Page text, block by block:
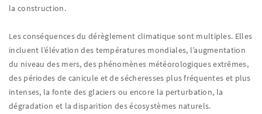
la construction.
Les conséquences du dérèglement climatique sont multiples. Elles
incluent l’élévation des températures mondiales, l’augmentation
du niveau des mers, des phénomènes météorologiques extrêmes,
des périodes de canicule et de sécheresses plus fréquentes et plus
intenses, la fonte des glaciers ou encore la perturbation, la
dégradation et la disparition des écosystèmes naturels.